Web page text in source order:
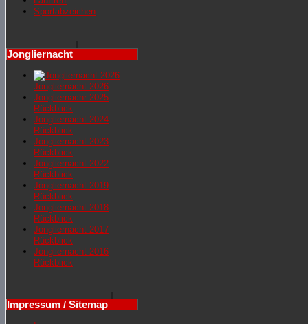
Sportabzeichen
Jongliernacht
Jongliernacht 2026
Jongliernachr 2025
Rückblick
Jongliernacht 2024
Rückblick
Jongliernacht 2023
Rückblick
Jongliernacht 2022
Rückblick
Jongliernacht 2019
Rückblick
Jongliernacht 2018
Rückblick
Jongliernacht 2017
Rückblick
Jongliernacht 2016
Rückblick
Impressum / Sitemap